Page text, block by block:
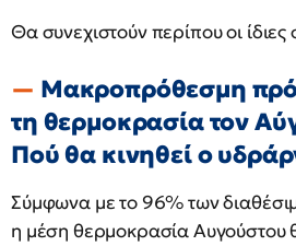
Θα συνεχιστούν περίπου οι ίδιες
Μακροπρόθεσμη
τη θερμοκρασία τον
Πού θα κινηθεί ο
Σύμφωνα με το 96% των
η μέση θερμοκρασία Αυγούστου